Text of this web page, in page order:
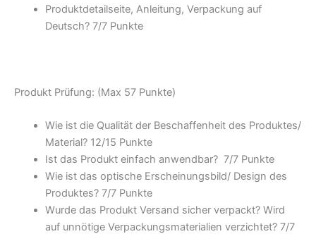
Produktdetailseite, Anleitung, Verpackung auf
Deutsch? 7/7 Punkte
Produkt Prüfung: (Max 57 Punkte)
Wie ist die Qualität der Beschaffenheit des Produktes/
Material? 12/15 Punkte
Ist das Produkt einfach anwendbar? 7/7 Punkte
Wie ist das optische Erscheinungsbild/ Design des
Produktes? 7/7 Punkte
Wurde das Produkt Versand sicher verpackt? Wird
auf unnötige Verpackungsmaterialien verzichtet? 7/7